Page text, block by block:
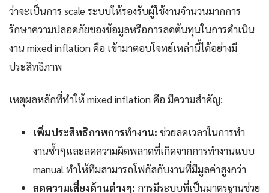
ว่าจะเป็นการ scale ระบบให้รองรับผู้ใช้งานจำนวนมากการ
รักษาความปลอดภัยของข้อมูลหรือการลดต้นทุนในการดำเนิน
งาน mixed inflation คือ เข้ามาตอบโจทย์เหล่านี้ได้อย่างมี
ประสิทธิภาพ
เหตุผลหลักที่ทำให้ mixed inflation คือ มีความสำคัญ:
เพิ่มประสิทธิภาพการทำงาน: ช่วยลดเวลาในการทำ
งานซ้ำๆและลดความผิดพลาดที่เกิดจากการทำงานแบบ
manual ทำให้ทีมสามารถโฟกัสกับงานที่มีมูลค่าสูงกว่า
ลดความเสี่ยงด้านต่างๆ: การมีระบบที่เป็นมาตรฐานช่วย